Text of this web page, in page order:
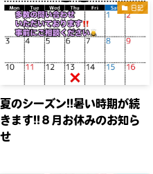
日記
夏のシーズン!!暑い時期が続
きます!!８月お休みのお知ら
せ